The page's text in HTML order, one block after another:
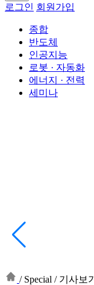
로그인 회원가입
종합
반도체
인공지능
로봇 · 자동화
에너지 · 전력
세미나
/ Special / 기사보기